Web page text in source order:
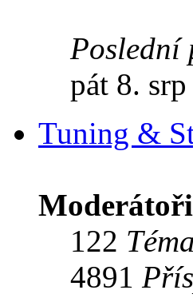
Poslední
pát 8.
Tuning &
122
4891